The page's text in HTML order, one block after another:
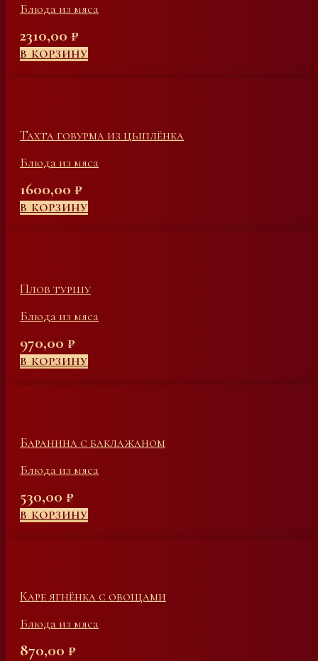
Блюда из мяса
2310,00 ₽
В КОРЗИНУ
Тахта говурма из цыплёнка
Блюда из мяса
1600,00 ₽
В КОРЗИНУ
Плов туршу
Блюда из мяса
970,00 ₽
В КОРЗИНУ
Баранина с баклажаном
Блюда из мяса
530,00 ₽
В КОРЗИНУ
Каре ягнёнка с овощами
Блюда из мяса
870,00 ₽